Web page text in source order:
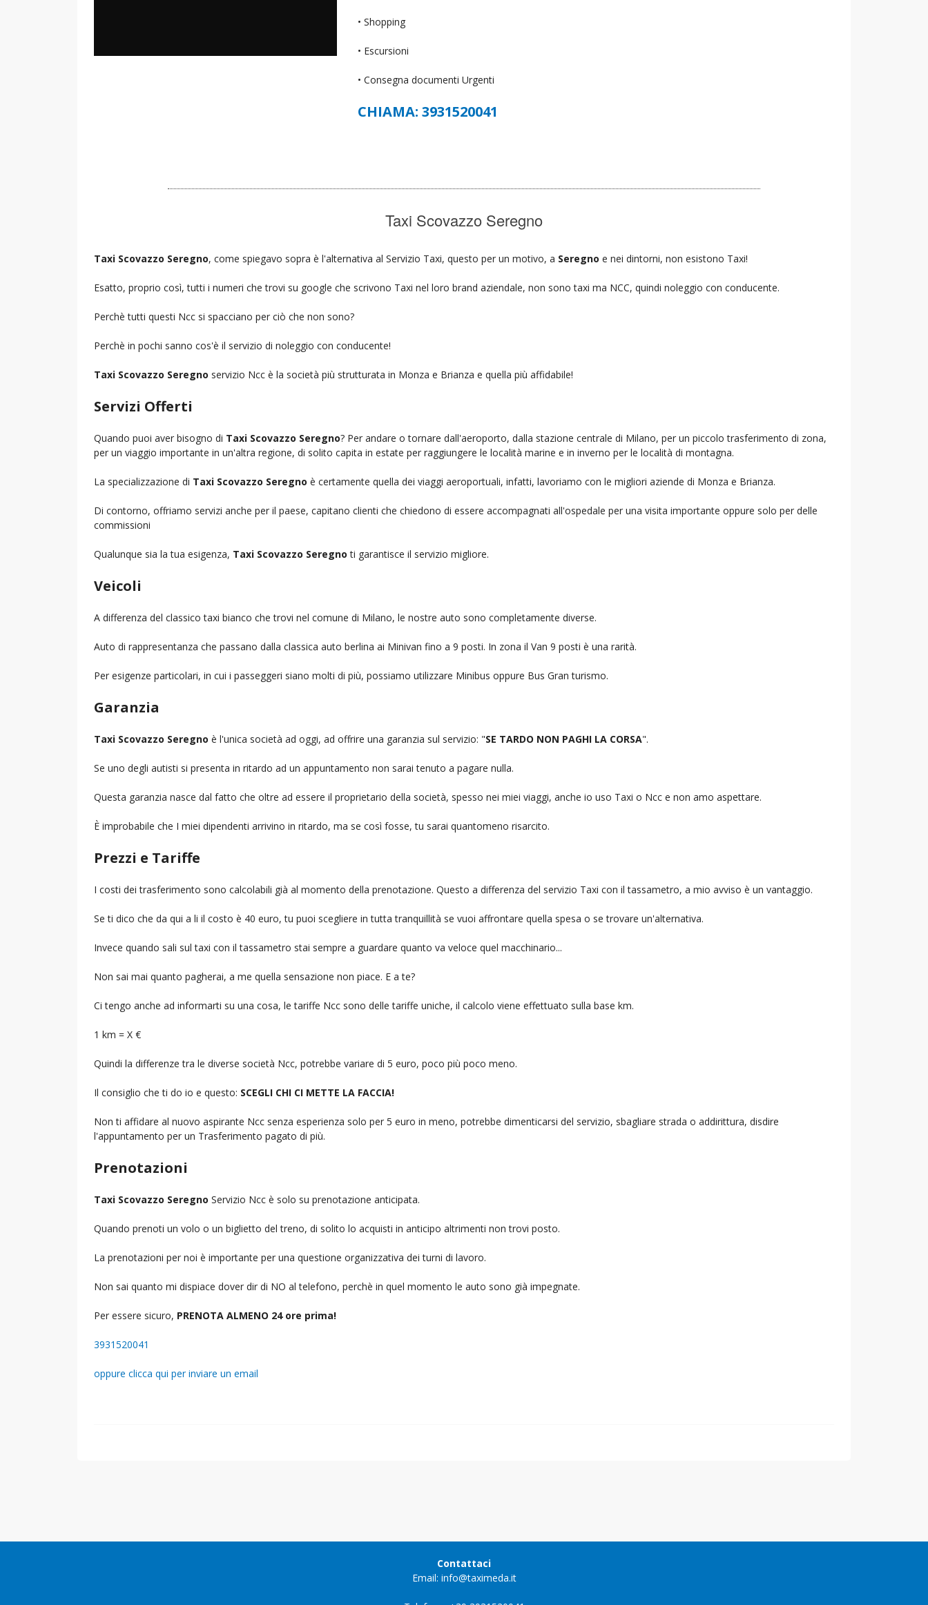
• Shopping
• Escursioni
• Consegna documenti Urgenti
CHIAMA: 3931520041
Taxi Scovazzo Seregno
Taxi Scovazzo Seregno, come spiegavo sopra è l'alternativa al Servizio Taxi, questo per un motivo, a Seregno e nei dintorni, non esistono Taxi!
Esatto, proprio così, tutti i numeri che trovi su google che scrivono Taxi nel loro brand aziendale, non sono taxi ma NCC, quindi noleggio con conducente.
Perchè tutti questi Ncc si spacciano per ciò che non sono?
Perchè in pochi sanno cos'è il servizio di noleggio con conducente!
Taxi Scovazzo Seregno servizio Ncc è la società più strutturata in Monza e Brianza e quella più affidabile!
Servizi Offerti
Quando puoi aver bisogno di Taxi Scovazzo Seregno? Per andare o tornare dall'aeroporto, dalla stazione centrale di Milano, per un piccolo trasferimento di zona,
per un viaggio importante in un'altra regione, di solito capita in estate per raggiungere le località marine e in inverno per le località di montagna.
La specializzazione di Taxi Scovazzo Seregno è certamente quella dei viaggi aeroportuali, infatti, lavoriamo con le migliori aziende di Monza e Brianza.
Di contorno, offriamo servizi anche per il paese, capitano clienti che chiedono di essere accompagnati all'ospedale per una visita importante oppure solo per delle
commissioni
Qualunque sia la tua esigenza, Taxi Scovazzo Seregno ti garantisce il servizio migliore.
Veicoli
A differenza del classico taxi bianco che trovi nel comune di Milano, le nostre auto sono completamente diverse.
Auto di rappresentanza che passano dalla classica auto berlina ai Minivan fino a 9 posti. In zona il Van 9 posti è una rarità.
Per esigenze particolari, in cui i passeggeri siano molti di più, possiamo utilizzare Minibus oppure Bus Gran turismo.
Garanzia
Taxi Scovazzo Seregno è l'unica società ad oggi, ad offrire una garanzia sul servizio: "SE TARDO NON PAGHI LA CORSA".
Se uno degli autisti si presenta in ritardo ad un appuntamento non sarai tenuto a pagare nulla.
Questa garanzia nasce dal fatto che oltre ad essere il proprietario della società, spesso nei miei viaggi, anche io uso Taxi o Ncc e non amo aspettare.
È improbabile che I miei dipendenti arrivino in ritardo, ma se così fosse, tu sarai quantomeno risarcito.
Prezzi e Tariffe
I costi dei trasferimento sono calcolabili già al momento della prenotazione. Questo a differenza del servizio Taxi con il tassametro, a mio avviso è un vantaggio.
Se ti dico che da qui a li il costo è 40 euro, tu puoi scegliere in tutta tranquillità se vuoi affrontare quella spesa o se trovare un'alternativa.
Invece quando sali sul taxi con il tassametro stai sempre a guardare quanto va veloce quel macchinario...
Non sai mai quanto pagherai, a me quella sensazione non piace. E a te?
Ci tengo anche ad informarti su una cosa, le tariffe Ncc sono delle tariffe uniche, il calcolo viene effettuato sulla base km.
1 km = X €
Quindi la differenze tra le diverse società Ncc, potrebbe variare di 5 euro, poco più poco meno.
Il consiglio che ti do io e questo: SCEGLI CHI CI METTE LA FACCIA!
Non ti affidare al nuovo aspirante Ncc senza esperienza solo per 5 euro in meno, potrebbe dimenticarsi del servizio, sbagliare strada o addirittura, disdire
l'appuntamento per un Trasferimento pagato di più.
Prenotazioni
Taxi Scovazzo Seregno Servizio Ncc è solo su prenotazione anticipata.
Quando prenoti un volo o un biglietto del treno, di solito lo acquisti in anticipo altrimenti non trovi posto.
La prenotazioni per noi è importante per una questione organizzativa dei turni di lavoro.
Non sai quanto mi dispiace dover dir di NO al telefono, perchè in quel momento le auto sono già impegnate.
Per essere sicuro, PRENOTA ALMENO 24 ore prima!
3931520041
oppure clicca qui per inviare un email
Contattaci
Email: info@taximeda.it